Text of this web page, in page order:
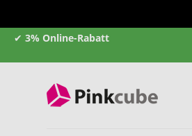
✔ 3% Online-Rabatt